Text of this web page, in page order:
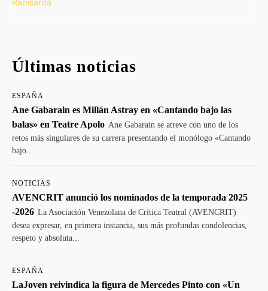
Últimas noticias
ESPAÑA
Ane Gabarain es Millán Astray en «Cantando bajo las
balas» en Teatre Apolo Ane Gabarain se atreve con uno de los
retos más singulares de su carrera presentando el monólogo «Cantando
bajo...
NOTICIAS
AVENCRIT anunció los nominados de la temporada 2025
-2026 La Asociación Venezolana de Crítica Teatral (AVENCRIT)
desea expresar, en primera instancia, sus más profundas condolencias,
respeto y absoluta...
ESPAÑA
LaJoven reivindica la figura de Mercedes Pinto con «Un